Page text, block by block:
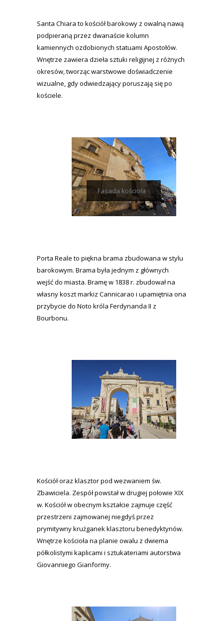
Santa Chiara to kościół barokowy z owalną nawą
podpieraną przez dwanaście kolumn
kamiennych ozdobionych statuami Apostołów.
Wnętrze zawiera dzieła sztuki religijnej z różnych
okresów, tworząc warstwowe doświadczenie
wizualne, gdy odwiedzający poruszają się po
kościele.
Fasada kościoła
Porta Reale to piękna brama zbudowana w stylu
barokowym. Brama była jednym z głównych
wejść do miasta. Bramę w 1838 r. zbudował na
własny koszt markiz Cannicarao i upamiętnia ona
przybycie do Noto króla Ferdynanda II z
Bourbonu.
Kościół oraz klasztor pod wezwaniem św.
Zbawiciela. Zespół powstał w drugiej połowie XIX
w. Kościół w obecnym kształcie zajmuje część
przestrzeni zajmowanej niegdyś przez
prymitywny krużganek klasztoru benedyktynów.
Wnętrze kościoła na planie owalu z dwiema
półkolistymi kaplicami i sztukateriami autorstwa
Giovanniego Gianformy.